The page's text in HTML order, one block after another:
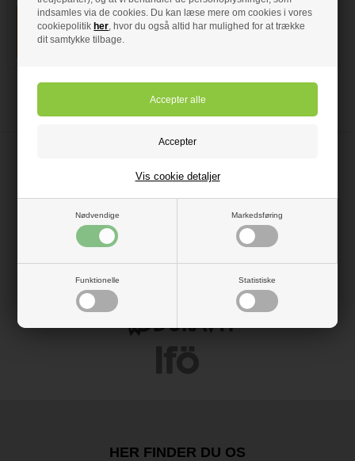
indsamles via de cookies. Du kan læse mere om cookies i vores
cookiepolitik her, hvor du også altid har mulighed for at trække
dit samtykke tilbage.
Nødvendige Markedsføring
Funktionelle Statistiske
Vis cookie detaljer
HER FINDER DU OS